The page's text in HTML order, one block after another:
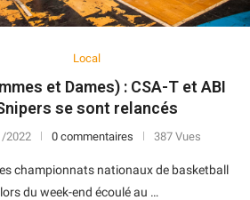
Local
et Dames) : CSA-T et ABI
se sont relancés
2022 0 commentaires 387 Vues
championnats nationaux de basketball
du week-end écoulé au …